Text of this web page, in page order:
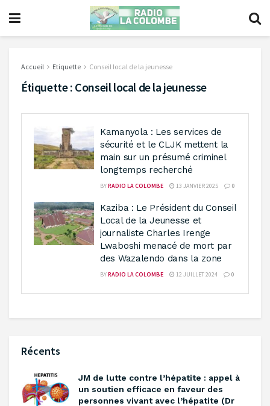
Accueil Etiquette Conseil local de la jeunesse
Étiquette : Conseil local de la jeunesse
Kamanyola : Les services de
sécurité et le CLJK mettent la
main sur un présumé criminel
longtemps recherché
BYRADIO LA COLOMBE 13 JANVIER 2025 0
Kaziba : Le Président du Conseil
Local de la Jeunesse et
journaliste Charles Irenge
Lwaboshi menacé de mort par
des Wazalendo dans la zone
BYRADIO LA COLOMBE 12 JUILLET 2024 0
Récents
‎JM de lutte contre l’hépatite : appel à
un soutien efficace en faveur des
personnes vivant avec l’hépatite (Dr